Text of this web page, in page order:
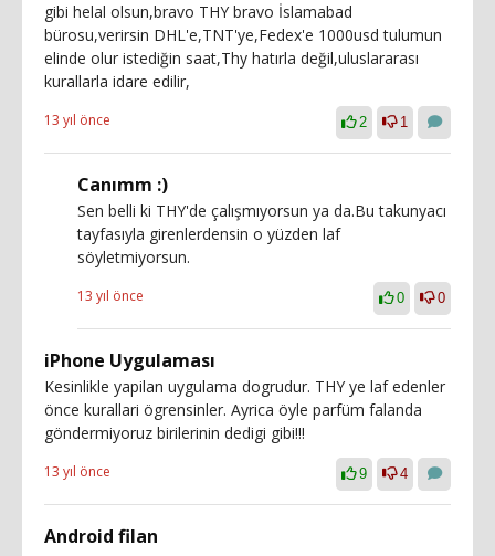
gibi helal olsun,bravo THY bravo İslamabad
bürosu,verirsin DHL'e,TNT'ye,Fedex'e 1000usd tulumun
elinde olur istediğin saat,Thy hatırla değil,uluslararası
kurallarla idare edilir,
13 yıl önce 2 1
Canımm :)
Sen belli ki THY'de çalışmıyorsun ya da.Bu takunyacı
tayfasıyla girenlerdensin o yüzden laf
söyletmiyorsun.
13 yıl önce 0 0
iPhone Uygulaması
Kesinlikle yapilan uygulama dogrudur. THY ye laf edenler
önce kurallari ögrensinler. Ayrica öyle parfüm falanda
göndermiyoruz birilerinin dedigi gibi!!!
13 yıl önce 9 4
Android filan